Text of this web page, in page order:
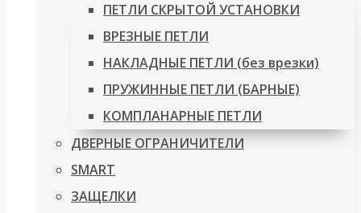
ПЕТЛИ СКРЫТОЙ УСТАНОВКИ
ВРЕЗНЫЕ ПЕТЛИ
НАКЛАДНЫЕ ПЕТЛИ (без врезки)
ПРУЖИННЫЕ ПЕТЛИ (БАРНЫЕ)
КОМПЛАНАРНЫЕ ПЕТЛИ
ДВЕРНЫЕ ОГРАНИЧИТЕЛИ
SMART
ЗАЩЕЛКИ